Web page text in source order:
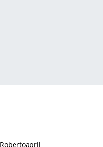
Robertoapril